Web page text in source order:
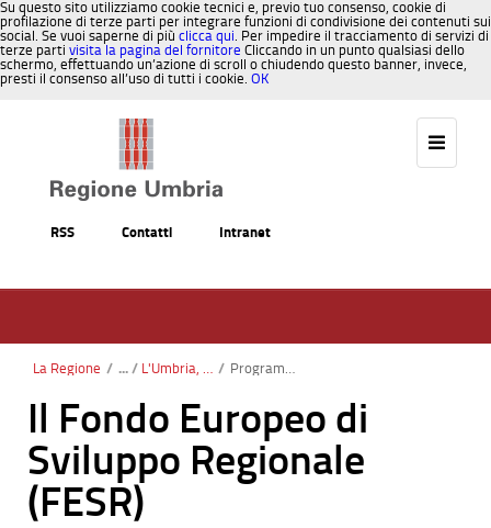
Su questo sito utilizziamo cookie tecnici e, previo tuo consenso, cookie di
profilazione di terze parti per integrare funzioni di condivisione dei contenuti sui
social. Se vuoi saperne di più clicca qui. Per impedire il tracciamento di servizi di
terze parti visita la pagina del fornitore Cliccando in un punto qualsiasi dello
schermo, effettuando un’azione di scroll o chiudendo questo banner, invece,
presti il consenso all’uso di tutti i cookie. OK
RSS Contatti Intranet
La Regione / L'Umbria, l'Europa e le politiche di coesione / Programmazione FESR
Il Fondo Europeo di
Sviluppo Regionale
(FESR)